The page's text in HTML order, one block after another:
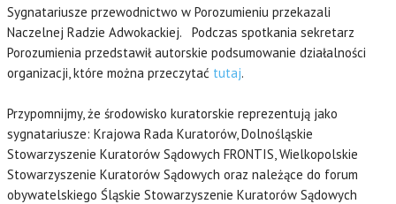
Sygnatariusze przewodnictwo w Porozumieniu przekazali
Naczelnej Radzie Adwokackiej. Podczas spotkania sekretarz
Porozumienia przedstawił autorskie podsumowanie działalności
organizacji, które można przeczytać tutaj.
Przypomnijmy, że środowisko kuratorskie reprezentują jako
sygnatariusze: Krajowa Rada Kuratorów, Dolnośląskie
Stowarzyszenie Kuratorów Sądowych FRONTIS, Wielkopolskie
Stowarzyszenie Kuratorów Sądowych oraz należące do forum
obywatelskiego Śląskie Stowarzyszenie Kuratorów Sądowych